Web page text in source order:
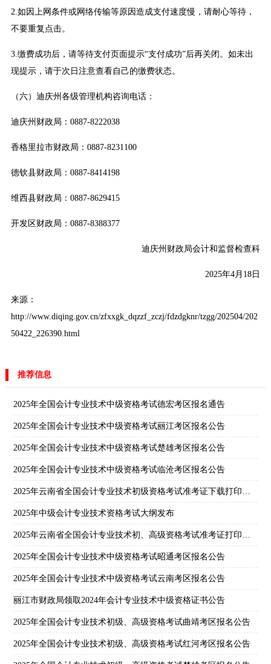
2.如因上网条件或网络传输等原因造成支付速度慢，请耐心等待，
不要重复点击。
3.缴费成功后，请等待支付页面提示“支付成功”后再关闭。如未出
现提示，请于次日注意查看自己的缴费状态。
（六）迪庆州各级管理机构咨询电话：
迪庆州财政局：0887-8222038
香格里拉市财政局：0887-8231100
德钦县财政局：0887-8414198
维西县财政局：0887-8629415
开发区财政局：0887-8388377
迪庆州财政局会计和监督检查科
2025年4月18日
来源：
http://www.diqing.gov.cn/zfxxgk_dqzzf_zczj/fdzdgknr/tzgg/202504/202
50422_226390.html
推荐信息
2025年全国会计专业技术中级资格考试德宏考区报名通告
2025年全国会计专业技术中级资格考试丽江考区报名公告
2025年全国会计专业技术中级资格考试楚雄考区报名公告
2025年全国会计专业技术中级资格考试临沧考区报名公告
2025年云南省全国会计专业技术初级资格考试准考证下载打印公告
2025年中级会计专业技术资格考试大纲发布
2025年云南省全国会计专业技术初、高级资格考试准考证打印公告
2025年全国会计专业技术中级资格考试昭通考区报名公告
2025年全国会计专业技术中级资格考试云南考区报名公告
丽江市财政局领取2024年会计专业技术中级资格证书公告
2025年全国会计专业技术初级、高级资格考试曲靖考区报名公告
2025年全国会计专业技术初级、高级资格考试红河考区报名公告